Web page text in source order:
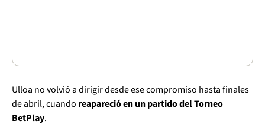
Ulloa no volvió a dirigir desde ese compromiso hasta finales
de abril, cuando reapareció en un partido del Torneo
BetPlay.